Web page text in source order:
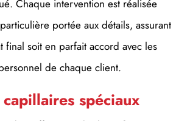
portée aux détails, assurant
final soit en parfait accord avec les
de chaque client.
de coiffure standard, Atelier